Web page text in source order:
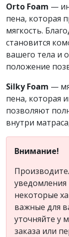
Orto Foam —
пена, которая
мягкость.
становится
вашего тела и
положение
Silky Foam —
пена, которая
позволяют
внутри
Внимание!
некоторые
важные для
уточняйте у
заказа или